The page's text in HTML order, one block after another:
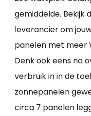
gemiddelde. Bekijk
leverancier om
panelen met meer
Denk ook eens na
verbruik in in de
zonnepanelen
circa 7 panelen